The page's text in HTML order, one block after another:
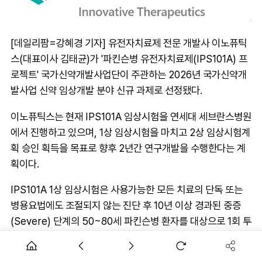
[데일리팜=강혜경 기자] 유전자치료제 전문 개발사 이노퓨틱
스(대표이사 김태균)가 '파킨슨병 유전자치료제(IPS101A) 프
로젝트' 국가신약개발사업단이 주관하는 2026년 국가신약개
발사업 신약 임상개발 분야 신규 과제로 선정됐다.
이노퓨틱스는 현재 IPS101A 임상시험을 연세대 세브란스병원
에서 진행하고 있으며, 1상 임상시험을 마치고 2상 임상시험계
획 승인 획득을 목표로 향후 2년간 연구개발을 수행한다는 계
획이다.
IPS101A 1상 임상시험은 사용가능한 모든 치료의 단독 또는
병용요법에도 조절되지 않는 진단 후 10년 이상 경과된 중증
(Severe) 단계의 50~80세 파킨슨병 환자를 대상으로 1회 투
알파-시누클레인의 축적과 인산화 변형을 억제하고, 뇌 내 비